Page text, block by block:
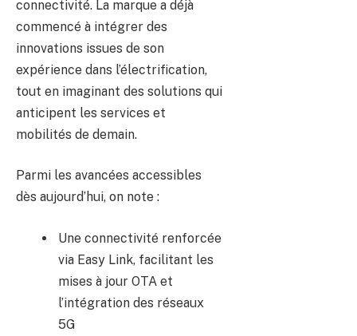
connectivité. La marque a déjà
commencé à intégrer des
innovations issues de son
expérience dans l’électrification,
tout en imaginant des solutions qui
anticipent les services et
mobilités de demain.
Parmi les avancées accessibles
dès aujourd’hui, on note :
Une connectivité renforcée
via Easy Link, facilitant les
mises à jour OTA et
l’intégration des réseaux
5G